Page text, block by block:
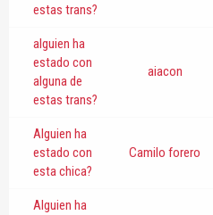
estas trans?
alguien ha
estado con
alguna de
estas trans?
aiacon
Alguien ha
estado con
esta chica?
Camilo forero
Alguien ha